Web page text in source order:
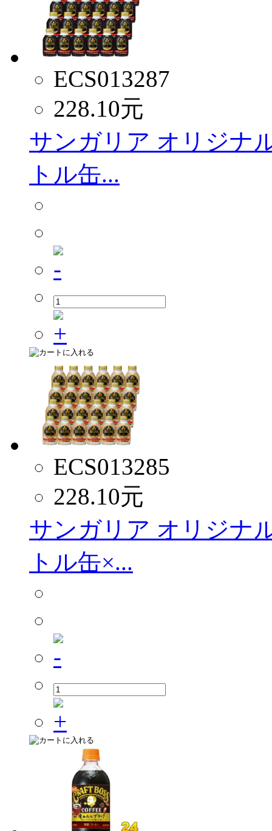
ECS013287
228.10元
サンガリア オリジナ
トル缶...
ECS013285
228.10元
サンガリア オリジナ
トル缶×...